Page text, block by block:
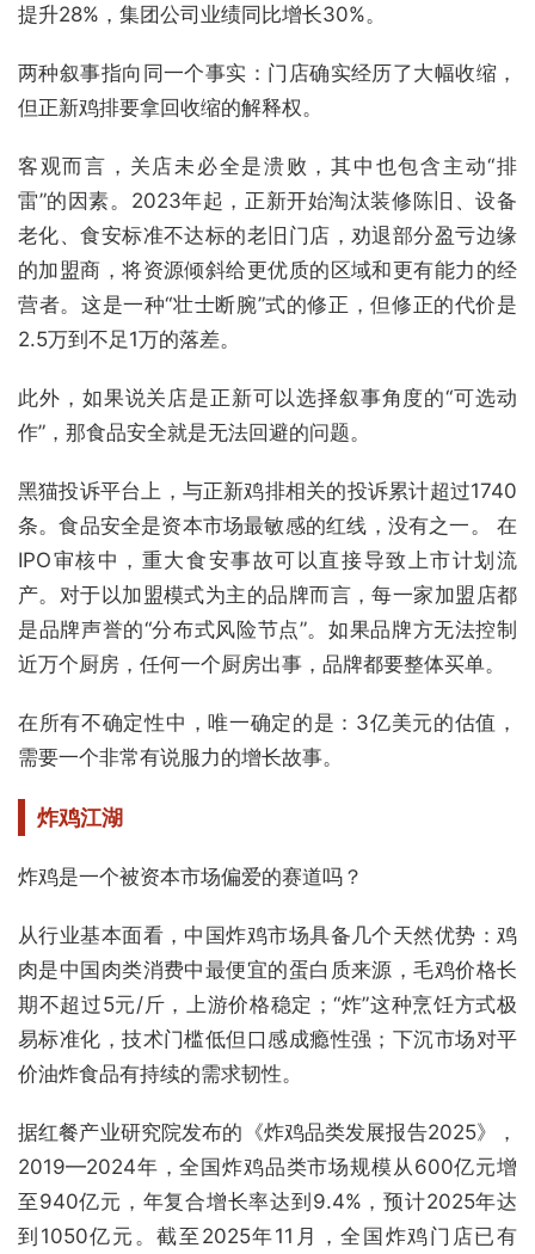
提升28%，集团公司业绩同比增长30%。
两种叙事指向同一个事实：门店确实经历了大幅收缩，
但正新鸡排要拿回收缩的解释权。
客观而言，关店未必全是溃败，其中也包含主动“排
雷”的因素。2023年起，正新开始淘汰装修陈旧、设备
老化、食安标准不达标的老旧门店，劝退部分盈亏边缘
的加盟商，将资源倾斜给更优质的区域和更有能力的经
营者。这是一种“壮士断腕”式的修正，但修正的代价是
2.5万到不足1万的落差。
此外，如果说关店是正新可以选择叙事角度的“可选动
作”，那食品安全就是无法回避的问题。
黑猫投诉平台上，与正新鸡排相关的投诉累计超过1740
条。食品安全是资本市场最敏感的红线，没有之一。 在
IPO审核中，重大食安事故可以直接导致上市计划流
产。对于以加盟模式为主的品牌而言，每一家加盟店都
是品牌声誉的“分布式风险节点”。如果品牌方无法控制
近万个厨房，任何一个厨房出事，品牌都要整体买单。
在所有不确定性中，唯一确定的是：3亿美元的估值，
需要一个非常有说服力的增长故事。
炸鸡江湖
炸鸡是一个被资本市场偏爱的赛道吗？
从行业基本面看，中国炸鸡市场具备几个天然优势：鸡
肉是中国肉类消费中最便宜的蛋白质来源，毛鸡价格长
期不超过5元/斤，上游价格稳定；“炸”这种烹饪方式极
易标准化，技术门槛低但口感成瘾性强；下沉市场对平
价油炸食品有持续的需求韧性。
据红餐产业研究院发布的《炸鸡品类发展报告2025》，
2019—2024年，全国炸鸡品类市场规模从600亿元增
至940亿元，年复合增长率达到9.4%，预计2025年达
到1050亿元。截至2025年11月，全国炸鸡门店已有